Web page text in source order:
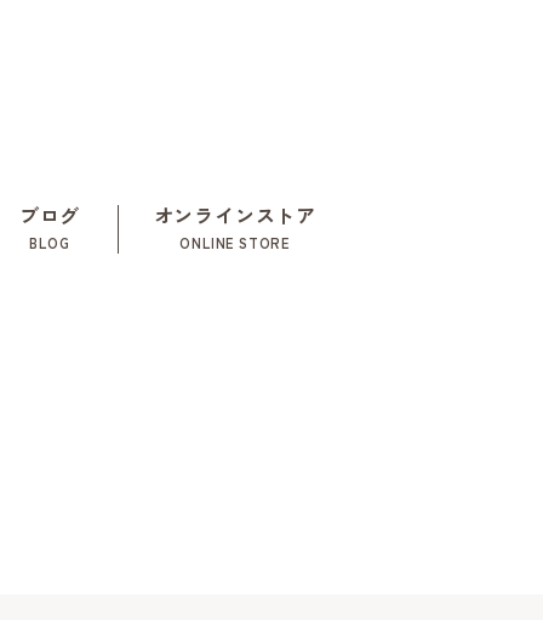
ブログ
BLOG
オンラインストア
ONLINE STORE